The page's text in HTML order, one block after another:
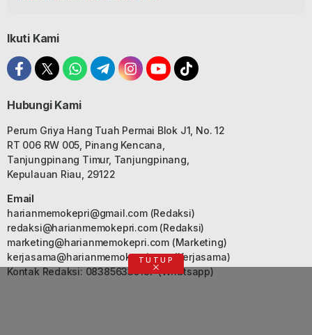
Ikuti Kami
Hubungi Kami
Perum Griya Hang Tuah Permai Blok J1, No. 12
RT 006 RW 005, Pinang Kencana,
Tanjungpinang Timur, Tanjungpinang,
Kepulauan Riau, 29122
Email
harianmemokepri@gmail.com(Redaksi)
redaksi@harianmemokepri.com(Redaksi)
marketing@harianmemokepri.com(Marketing)
kerjasama@harianmemokepri.com(Kerjasama)
Kontak Redaksi: 083856335187 (Whatsapp)
TUTUP